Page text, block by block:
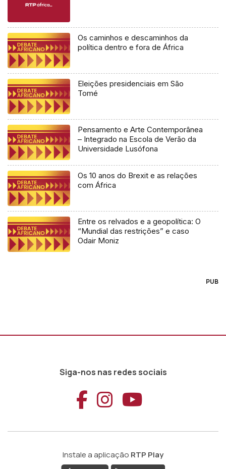
Os caminhos e descaminhos da
política dentro e fora de África
Eleições presidenciais em São
Tomé
Pensamento e Arte Contemporânea
– Integrado na Escola de Verão da
Universidade Lusófona
Os 10 anos do Brexit e as relações
com África
Entre os relvados e a geopolítica: O
“Mundial das restrições” e caso
Odair Moniz
PUB
Siga-nos nas redes sociais
Aceder ao
Aceder ao
Aceder
Instale a aplicação RTP Play